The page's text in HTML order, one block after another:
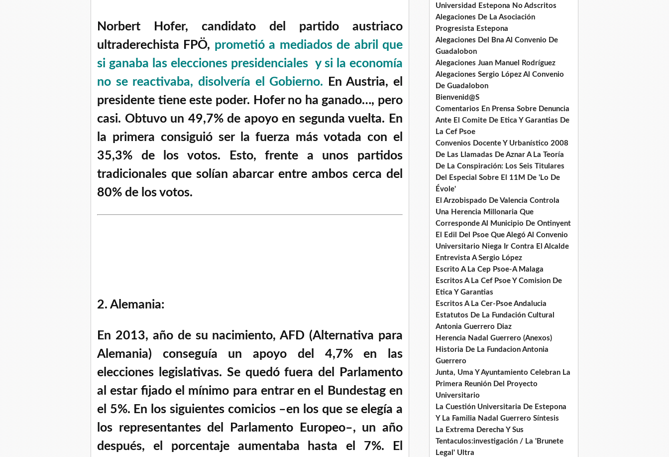
Norbert Hofer, candidato del partido austriaco
ultraderechista FPÖ, prometió a mediados de abril que
si ganaba las elecciones presidenciales y si la economía
no se reactivaba, disolvería el Gobierno.
En Austria, el
presidente tiene este poder. Hofer no ha ganado…, pero
casi. Obtuvo un 49,7% de apoyo en segunda vuelta. En
la primera consiguió ser la fuerza más votada con el
35,3% de los votos. Esto, frente a unos partidos
tradicionales que solían abarcar entre ambos cerca del
80% de los votos.
2. Alemania:
En 2013, año de su nacimiento, AFD (Alternativa para
Alemania) conseguía un apoyo del 4,7% en las
elecciones legislativas. Se quedó fuera del Parlamento
al estar fijado el mínimo para entrar en el Bundestag en
el 5%. En los siguientes comicios –en los que se elegía a
los representantes del Parlamento Europeo–, un año
después, el porcentaje aumentaba hasta el 7%. El
Universidad Estepona No Adscritos
Alegaciones De La Asociación
Progresista Estepona
Alegaciones Del Bna Al Convenio De
Guadalobon
Alegaciones Juan Manuel Rodríguez
Alegaciones Sergio López Al Convenio
De Guadalobon
Bienvenid@S
Comentarios En Prensa Sobre Denuncia
Ante El Comite De Etica Y Garantias De
La Cef Psoe
Convenios Docente Y Urbanístico 2008
De Las Llamadas De Aznar A La Teoría
De La Conspiración: Los Seis Titulares
Del Especial Sobre El 11M De 'Lo De
Évole'
El Arzobispado De Valencia Controla
Una Herencia Millonaria Que
Corresponde Al Municipio De Ontinyent
El Edil Del Psoe Que Alegó Al Convenio
Universitario Niega Ir Contra El Alcalde
Entrevista A Sergio López
Escrito A La Cep Psoe-A Malaga
Escritos A La Cef Psoe Y Comision De
Etica Y Garantias
Escritos A La Cer-Psoe Andalucia
Estatutos De La Fundación Cultural
Antonia Guerrero Diaz
Herencia Nadal Guerrero (Anexos)
Historia De La Fundacion Antonia
Guerrero
Junta, Uma Y Ayuntamiento Celebran La
Primera Reunión Del Proyecto
Universitario
La Cuestión Universitaria De Estepona
Y La Familia Nadal Guerrero Síntesis
La Extrema Derecha Y Sus
Tentaculos:investigación / La 'Brunete
Legal' Ultra